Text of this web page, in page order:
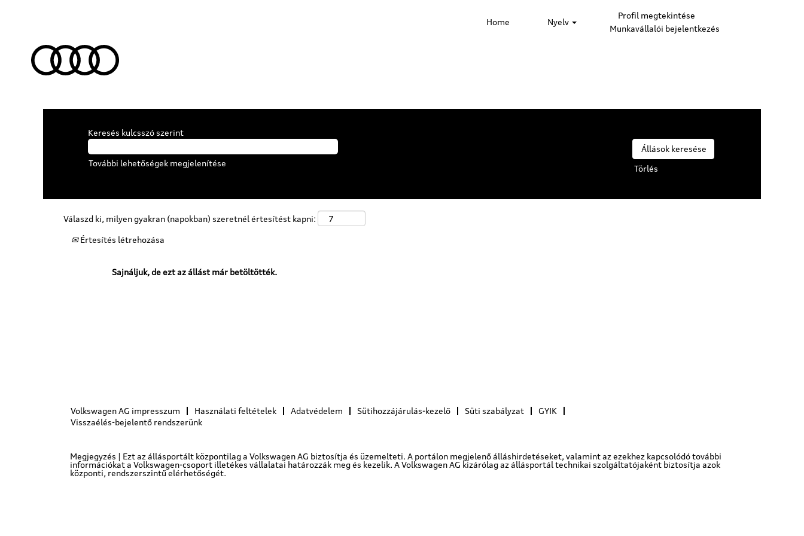
Home Nyelv
Profil megtekintése
Munkavállalói bejelentkezés
Keresés kulcsszó szerint
További lehetőségek megjelenítése
Törlés
Válaszd ki, milyen gyakran (napokban) szeretnél értesítést kapni:
Értesítés létrehozása
Sajnáljuk, de ezt az állást már betöltötték.
Volkswagen AG impresszum Használati feltételek Adatvédelem Sütihozzájárulás-kezelő Süti szabályzat
GYIK
Visszaélés-bejelentő rendszerünk
Megjegyzés | Ezt az állásportált központilag a Volkswagen AG biztosítja és üzemelteti. A portálon megjelenő álláshirdetéseket, valamint az ezekhez kapcsolódó további
információkat a Volkswagen-csoport illetékes vállalatai határozzák meg és kezelik. A Volkswagen AG kizárólag az állásportál technikai szolgáltatójaként biztosítja azok
központi, rendszerszintű elérhetőségét.